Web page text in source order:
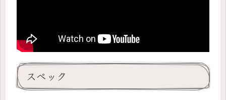
スペック